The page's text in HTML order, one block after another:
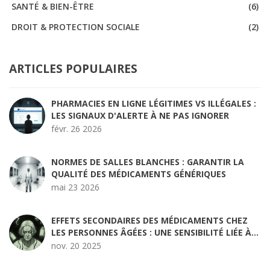
SANTÉ & BIEN-ÊTRE
(6)
DROIT & PROTECTION SOCIALE
(2)
ARTICLES POPULAIRES
PHARMACIES EN LIGNE LÉGITIMES VS ILLÉGALES :
LES SIGNAUX D'ALERTE À NE PAS IGNORER
févr. 26 2026
NORMES DE SALLES BLANCHES : GARANTIR LA
QUALITÉ DES MÉDICAMENTS GÉNÉRIQUES
mai 23 2026
EFFETS SECONDAIRES DES MÉDICAMENTS CHEZ
LES PERSONNES ÂGÉES : UNE SENSIBILITÉ LIÉE À
L'ÂGE
nov. 20 2025